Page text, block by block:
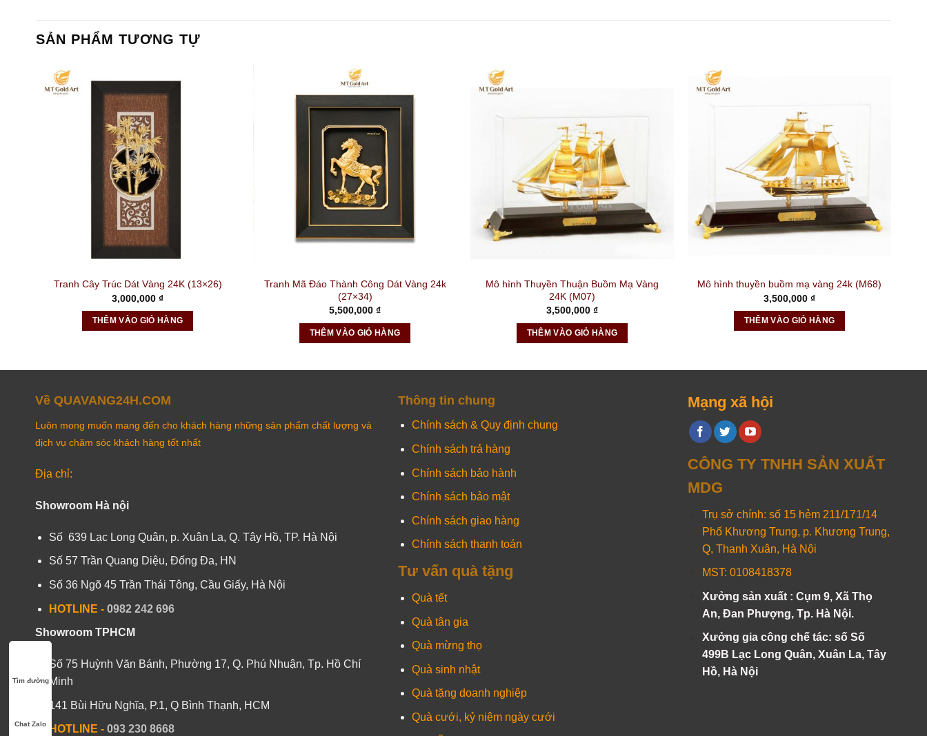
SẢN PHẨM TƯƠNG TỰ
Tranh Cây Trúc Dát Vàng 24K (13×26)
3,000,000 ₫
THÊM VÀO GIỎ HÀNG
Tranh Mã Đáo Thành Công Dát Vàng 24k
(27×34)
5,500,000 ₫
THÊM VÀO GIỎ HÀNG
Mô hình Thuyền Thuận Buồm Mạ Vàng
24K (M07)
3,500,000 ₫
THÊM VÀO GIỎ HÀNG
Mô hình thuyền buồm mạ vàng 24k (M68)
3,500,000 ₫
THÊM VÀO GIỎ HÀNG
Về QUAVANG24H.COM
Luôn mong muốn mang đến cho khách hàng những sản phẩm chất lượng và
dịch vụ chăm sóc khách hàng tốt nhất
Địa chỉ:
Showroom Hà nội
Số 639 Lạc Long Quân, p. Xuân La, Q. Tây Hồ, TP. Hà Nội
Số 57 Trần Quang Diệu, Đống Đa, HN
Số 36 Ngõ 45 Trần Thái Tông, Cầu Giấy, Hà Nội
HOTLINE -0982 242 696
Showroom TPHCM
Số 75 Huỳnh Văn Bánh, Phường 17, Q. Phú Nhuận, Tp. Hồ Chí
Minh
141 Bùi Hữu Nghĩa, P.1, Q Bình Thạnh, HCM
HOTLINE -093 230 8668
Thông tin chung
Chính sách & Quy định chung
Chính sách trả hàng
Chính sách bảo hành
Chính sách bảo mật
Chính sách giao hàng
Chính sách thanh toán
Tư vấn quà tặng
Quà tết
Quà tân gia
Quà mừng thọ
Quà sinh nhật
Quà tặng doanh nghiệp
Quà cưới, kỷ niệm ngày cưới
Mạng xã hội
CÔNG TY TNHH SẢN XUẤT
MDG
Trụ sở chính: số 15 hẻm 211/171/14
Phố Khương Trung, p. Khương Trung,
Q, Thanh Xuân, Hà Nội
MST: 0108418378
Xưởng sản xuất : Cụm 9, Xã Thọ
An, Đan Phượng, Tp. Hà Nội.
Xưởng gia công chế tác: số Số
499B Lạc Long Quân, Xuân La, Tây
Hồ, Hà Nội
Tìm đường
Chat Zalo